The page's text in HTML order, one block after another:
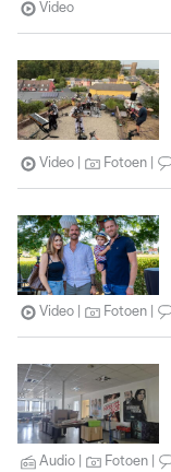
Video
Video Fotoen
Video Fotoen
Audio Fotoen